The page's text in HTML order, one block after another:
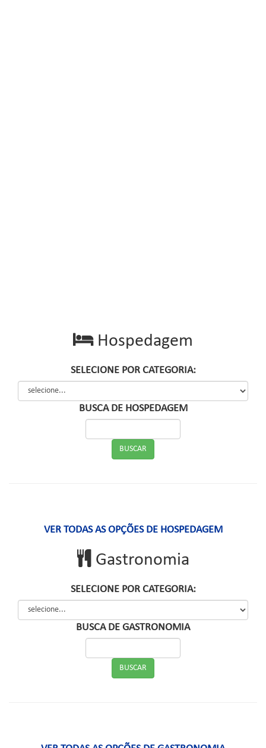
Hospedagem
SELECIONE POR CATEGORIA:
BUSCA DE HOSPEDAGEM
VER TODAS AS OPÇÕES DE HOSPEDAGEM
Gastronomia
SELECIONE POR CATEGORIA:
BUSCA DE GASTRONOMIA